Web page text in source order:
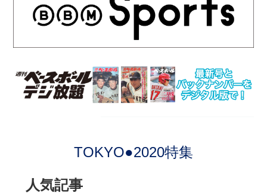
TOKYO●2020特集
人気記事